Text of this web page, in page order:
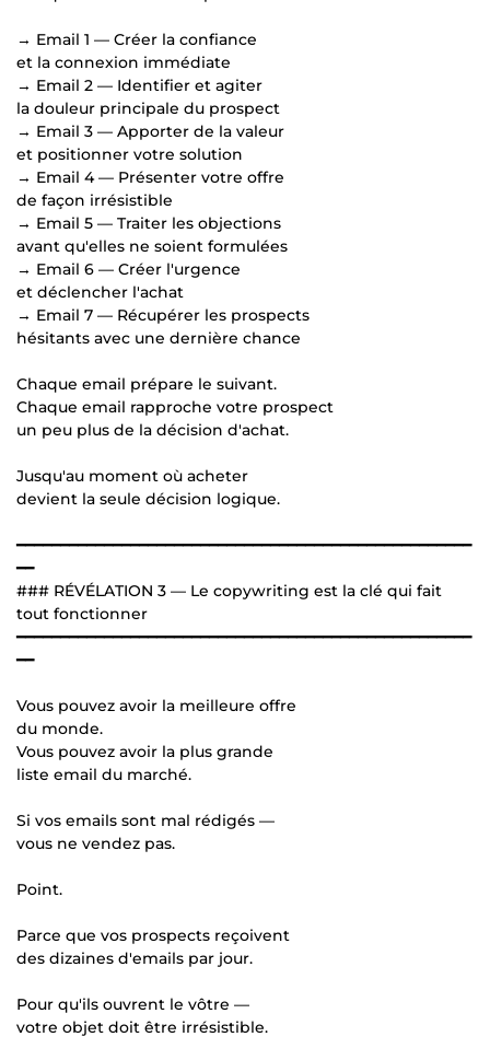
→ Email 1 — Créer la confiance
et la connexion immédiate
→ Email 2 — Identifier et agiter
la douleur principale du prospect
→ Email 3 — Apporter de la valeur
et positionner votre solution
→ Email 4 — Présenter votre offre
de façon irrésistible
→ Email 5 — Traiter les objections
avant qu'elles ne soient formulées
→ Email 6 — Créer l'urgence
et déclencher l'achat
→ Email 7 — Récupérer les prospects
hésitants avec une dernière chance
Chaque email prépare le suivant.
Chaque email rapproche votre prospect
un peu plus de la décision d'achat.
Jusqu'au moment où acheter
devient la seule décision logique.
━━━━━━━━━━━━━━━━━━━━━━━━━━━━━━━━━━━━━━━━━━━━━━━━━━━━
━━
### RÉVÉLATION 3 — Le copywriting est la clé qui fait
tout fonctionner
━━━━━━━━━━━━━━━━━━━━━━━━━━━━━━━━━━━━━━━━━━━━━━━━━━━━
━━
Vous pouvez avoir la meilleure offre
du monde.
Vous pouvez avoir la plus grande
liste email du marché.
Si vos emails sont mal rédigés —
vous ne vendez pas.
Point.
Parce que vos prospects reçoivent
des dizaines d'emails par jour.
Pour qu'ils ouvrent le vôtre —
votre objet doit être irrésistible.